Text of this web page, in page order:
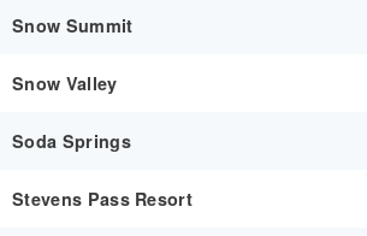
Snow Summit
Snow Valley
Soda Springs
Stevens Pass Resort